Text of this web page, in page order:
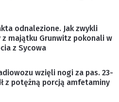
odnalezione. Jak zwykli
z majątku Grunwitz pokonali w
z Sycowa
wzięli nogi za pas. 23-
z potężną porcją amfetaminy